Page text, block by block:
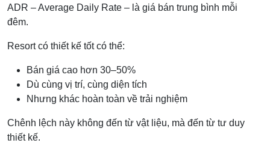
ADR – Average Daily Rate – là giá bán trung bình mỗi
đêm.
Resort có thiết kế tốt có thể:
Bán giá cao hơn 30–50%
Dù cùng vị trí, cùng diện tích
Nhưng khác hoàn toàn về trải nghiệm
Chênh lệch này không đến từ vật liệu, mà đến từ tư duy
thiết kế.